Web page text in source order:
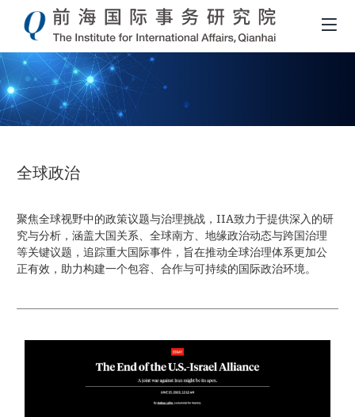
全球政治
聚焦全球视野中的政策议题与治理挑战，IIA致力于提供深入的研
究与分析，涵盖大国关系、全球南方、地缘政治动态与跨国治理
等关键议题，追踪重大国际事件，旨在推动全球治理体系更加公
正有效，助力构建一个包容、合作与可持续的国际政治环境。